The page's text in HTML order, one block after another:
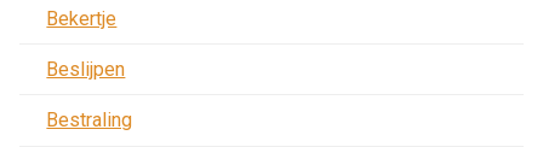
Bekertje
Beslijpen
Bestraling